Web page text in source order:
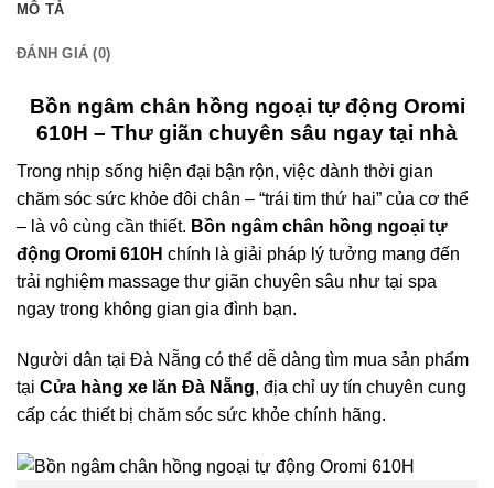
MÔ TẢ
ĐÁNH GIÁ (0)
Bồn ngâm chân hồng ngoại tự động Oromi
610H – Thư giãn chuyên sâu ngay tại nhà
Trong nhịp sống hiện đại bận rộn, việc dành thời gian
chăm sóc sức khỏe đôi chân – “trái tim thứ hai” của cơ thể
– là vô cùng cần thiết. Bồn ngâm chân hồng ngoại tự
động Oromi 610H chính là giải pháp lý tưởng mang đến
trải nghiệm massage thư giãn chuyên sâu như tại spa
ngay trong không gian gia đình bạn.
Người dân tại Đà Nẵng có thể dễ dàng tìm mua sản phẩm
tại Cửa hàng xe lăn Đà Nẵng, địa chỉ uy tín chuyên cung
cấp các thiết bị chăm sóc sức khỏe chính hãng.